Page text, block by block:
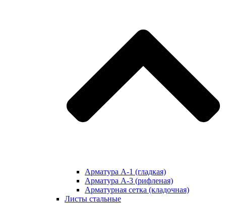
Арматура А-1 (гладкая)
Арматура А-3 (рифленая)
Арматурная сетка (кладочная)
Листы стальные